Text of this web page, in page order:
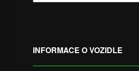
INFORMACE O VOZIDLE